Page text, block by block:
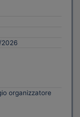
organizzatore